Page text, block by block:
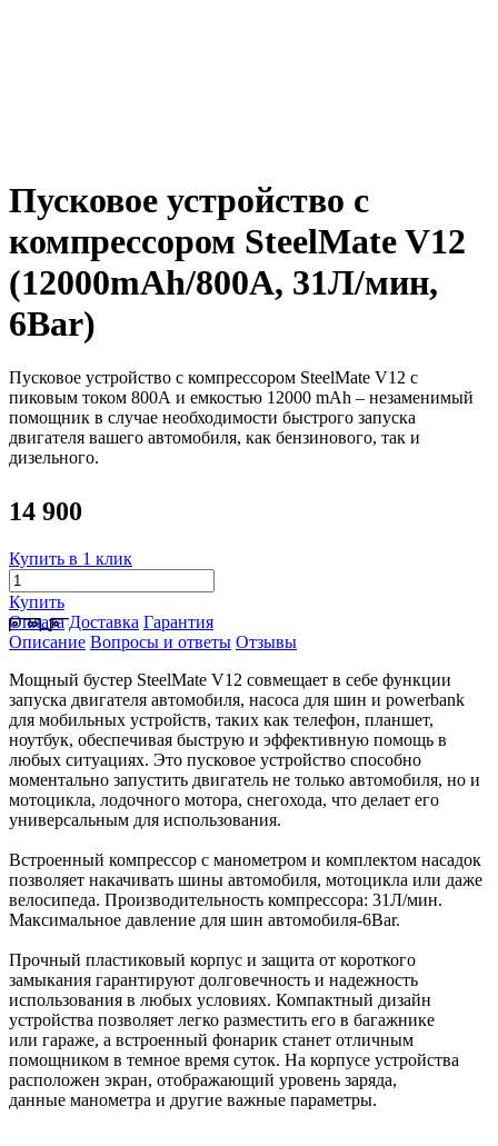
Пусковое устройство с
компрессором SteelMate V12
(12000mAh/800A, 31Л/мин,
6Bar)
Пусковое устройство с компрессором SteelMate V12 с
пиковым током 800А и емкостью 12000 mAh – незаменимый
помощник в случае необходимости быстрого запуска
двигателя вашего автомобиля, как бензинового, так и
дизельного.
14 900
Купить в 1 клик
Купить
Оплата Доставка Гарантия
Описание Вопросы и ответы Отзывы
Мощный бустер SteelMate V12 совмещает в себе функции
запуска двигателя автомобиля, насоса для шин и powerbank
для мобильных устройств, таких как телефон, планшет,
ноутбук, обеспечивая быструю и эффективную помощь в
любых ситуациях. Это пусковое устройство способно
моментально запустить двигатель не только автомобиля, но и
мотоцикла, лодочного мотора, снегохода, что делает его
универсальным для использования.
Встроенный компрессор с манометром и комплектом насадок
позволяет накачивать шины автомобиля, мотоцикла или даже
велосипеда. Производительность компрессора: 31Л/мин.
Максимальное давление для шин автомобиля-6Bar.
Прочный пластиковый корпус и защита от короткого
замыкания гарантируют долговечность и надежность
использования в любых условиях. Компактный дизайн
устройства позволяет легко разместить его в багажнике
или гараже, а встроенный фонарик станет отличным
помощником в темное время суток. На корпусе устройства
расположен экран, отображающий уровень заряда,
данные манометра и другие важные параметры.